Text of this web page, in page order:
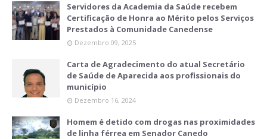
Servidores da Academia da Saúde recebem
Certificação de Honra ao Mérito pelos Serviços
Prestados à Comunidade Canedense
Dezembro 09, 2025
Carta de Agradecimento do atual Secretário
de Saúde de Aparecida aos profissionais do
município
Dezembro 16, 2024
Homem é detido com drogas nas proximidades
de linha férrea em Senador Canedo